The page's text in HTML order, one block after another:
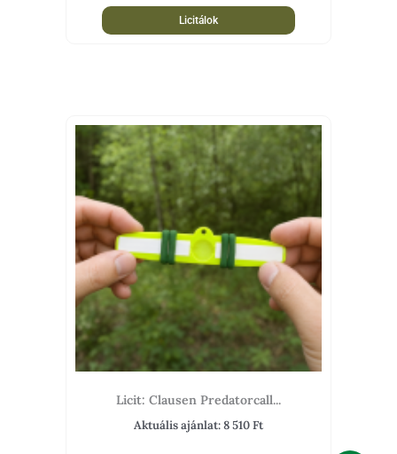
Licitálok
Licit: Clausen Predatorcall...
Aktuális ajánlat:8 510Ft